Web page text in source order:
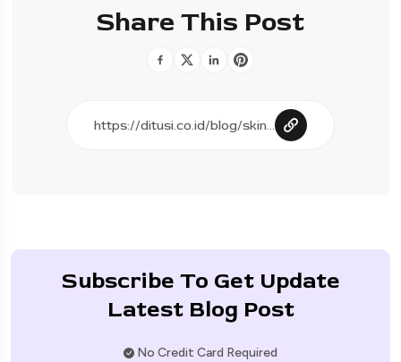
Share This Post
Subscribe To Get Update
Latest Blog Post
No Credit Card Required